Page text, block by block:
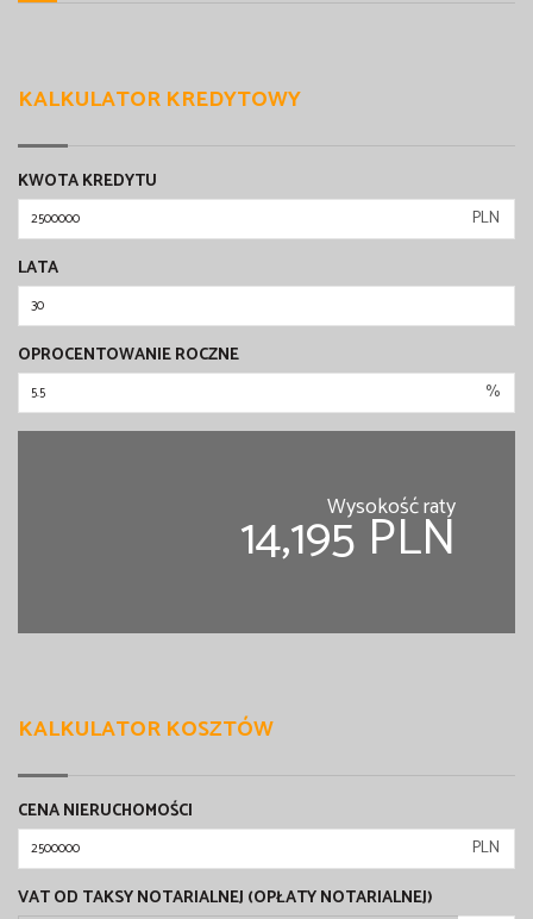
KALKULATOR KREDYTOWY
KWOTA KREDYTU
PLN
LATA
OPROCENTOWANIE ROCZNE
%
Wysokość raty
14,195 PLN
KALKULATOR KOSZTÓW
CENA NIERUCHOMOŚCI
PLN
VAT OD TAKSY NOTARIALNEJ (OPŁATY NOTARIALNEJ)